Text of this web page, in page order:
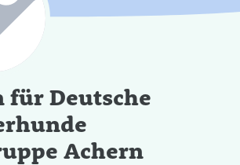
für Deutsche
Achern